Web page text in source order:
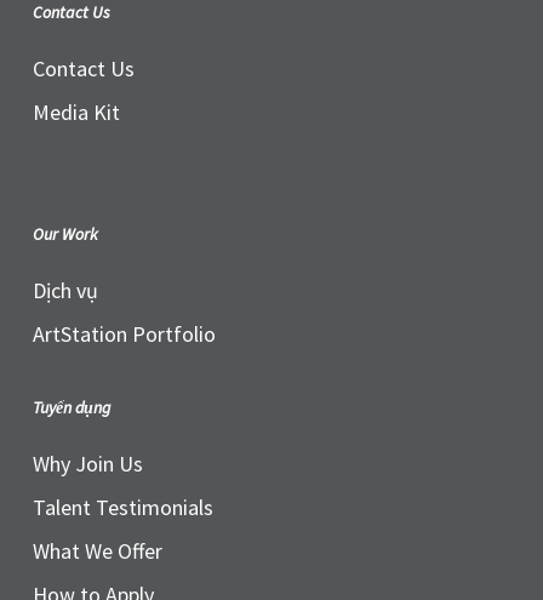
Contact Us
Contact Us
Media Kit
Our Work
Dịch vụ
ArtStation Portfolio
Tuyển dụng
Why Join Us
Talent Testimonials
What We Offer